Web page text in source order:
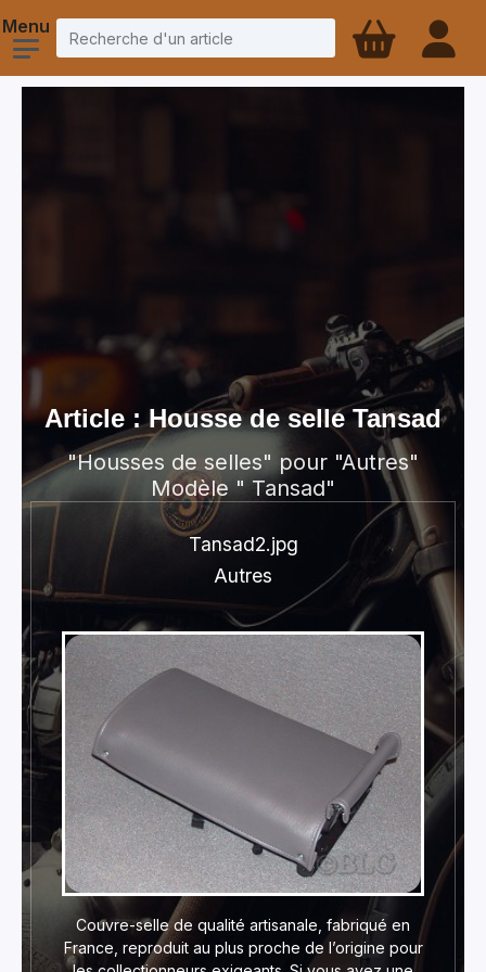
Article : Housse de selle Tansad
"Housses de selles" pour "Autres"
Modèle " Tansad"
Tansad2.jpg
Autres
Couvre-selle de qualité artisanale, fabriqué en
France, reproduit au plus proche de l’origine pour